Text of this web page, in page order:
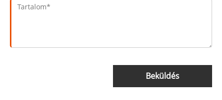
Beküldés